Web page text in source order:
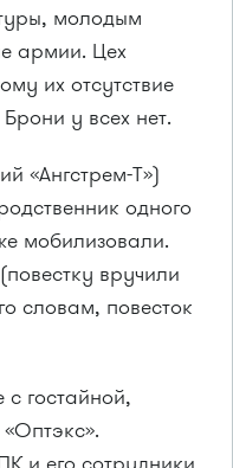
молодым
армии. Цех
их отсутствие
у всех нет.
«Ангстрем-Т»)
одного
мобилизовали.
вручили
словам, повесток
гостайной,